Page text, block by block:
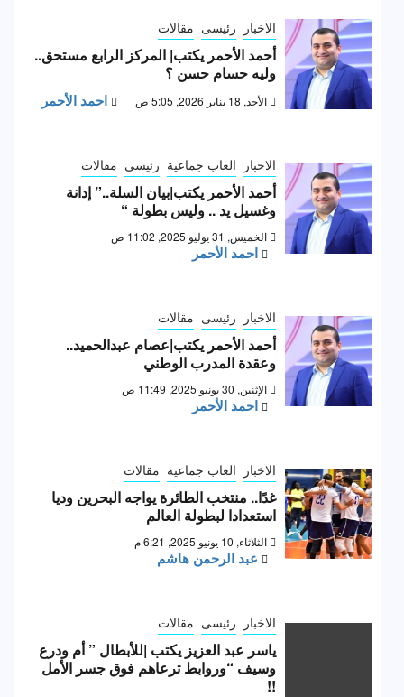
الاخبار رئيسى مقالات
أحمد الأحمر يكتب| المركز الرابع مستحق..
وليه حسام حسن ؟
الأحد, 18 يناير 2026, 5:05 ص احمد الأحمر
الاخبار العاب جماعية رئيسى مقالات
أحمد الأحمر يكتب|بيان السلة..” إدانة
وغسيل يد .. وليس بطولة “
الخميس, 31 يوليو 2025, 11:02 ص
احمد الأحمر
الاخبار رئيسى مقالات
أحمد الأحمر يكتب|عصام عبدالحميد..
وعقدة المدرب الوطني
الإثنين, 30 يونيو 2025, 11:49 ص
احمد الأحمر
الاخبار العاب جماعية مقالات
غدًا.. منتخب الطائرة يواجه البحرين وديا
استعدادا لبطولة العالم
الثلاثاء, 10 يونيو 2025, 6:21 م
عبد الرحمن هاشم
الاخبار رئيسى مقالات
ياسر عبد العزيز يكتب |للأبطال ” أم ودرع
وسيف “وروابط ترعاهم فوق جسر الأمل
!!